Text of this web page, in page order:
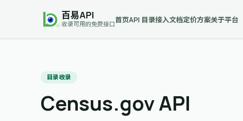
百易API
收录可用的免费接口
首页API 目录接入文档定价方案关于平台
目录收录
Census.gov API